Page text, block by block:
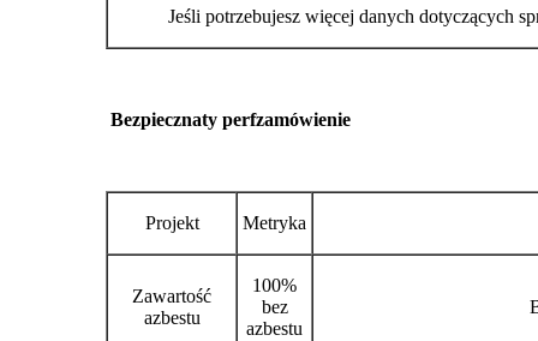
Jeśli potrzebujesz więcej danych dotyczących
Bezpiecznaty perfzamówienie
Projekt Metryka
Zawartość
azbestu
100%
bez
azbestu